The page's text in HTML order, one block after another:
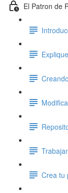
El Patron de
Crea tu